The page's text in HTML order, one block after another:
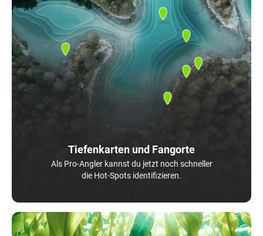
Tiefenkarten und Fangorte
Als Pro-Angler kannst du jetzt noch schneller
die Hot-Spots identifizieren.